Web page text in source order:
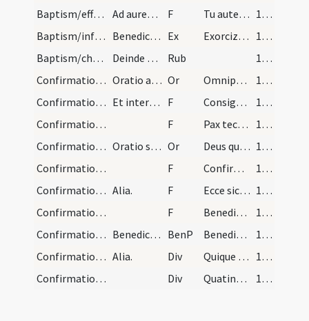
Baptism/effeta/14
Ad aurem dexteram. F Tu autem effugare
129 (63r)
Baptism/infirmity/3
Benedictio aquae ad baptizandum infirmum. Ex Exorcizo hanc creaturam aquae
130 (63v)
Baptism/chrism/4
Deinde chrisma mitte in aquam, et omnia comple si… Rub
130 (63v)
Confirmation/confirmation/1
Oratio ad confirmandum. Or Omnipotens ... qui regenerare dignatus
130 (63v)
Confirmation/confirmation/1
Et interrogante diacono nomina singulorum, pontif… F Consigno et confirmo
131 (64r)
Confirmation/confirmation/2
F Pax tecum.
131 (64r)
Confirmation/confirmation/2
Oratio super confirmatum. Or Deus qui apostolis
132 (64v)
Confirmation/confirmation/3
F Confirmet vos
132 (64v)
Confirmation/confirmation/4 Alia. F Ecce sic benedicetur
132 (64v)
Confirmation/confirmation/5
F Benedicat vos
132 (64v)
Confirmation/confirmation/1
Benedictio super confirmatos. BenP Benedicat vos omnipotens
132 (64v)
Confirmation/confirmation/2 Alia. Div Quique eundem
133 (65r)
Confirmation/confirmation/3
Div Quatinus a cunctis 133 (65r)